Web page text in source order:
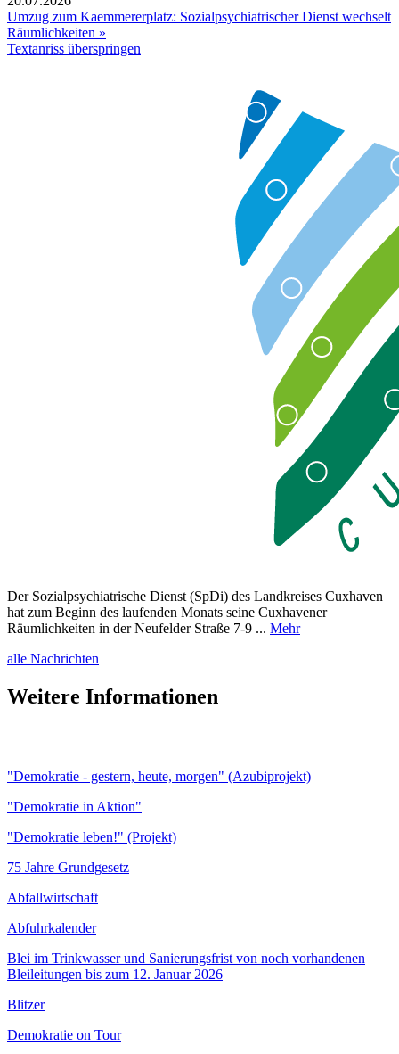
Umzug zum Kaemmererplatz: Sozialpsychiatrischer Dienst wechselt
Räumlichkeiten »
Textanriss überspringen
Der Sozialpsychiatrische Dienst (SpDi) des Landkreises Cuxhaven
hat zum Beginn des laufenden Monats seine Cuxhavener
Räumlichkeiten in der Neufelder Straße 7-9 ... Mehr
alle Nachrichten
Weitere Informationen
"Demokratie - gestern, heute, morgen" (Azubiprojekt)
"Demokratie in Aktion"
"Demokratie leben!" (Projekt)
75 Jahre Grundgesetz
Abfallwirtschaft
Abfuhrkalender
Blei im Trinkwasser und Sanierungsfrist von noch vorhandenen
Bleileitungen bis zum 12. Januar 2026
Blitzer
Demokratie on Tour